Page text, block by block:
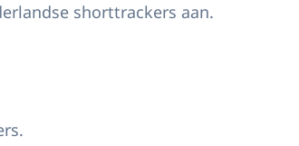
shorttrackers aan.